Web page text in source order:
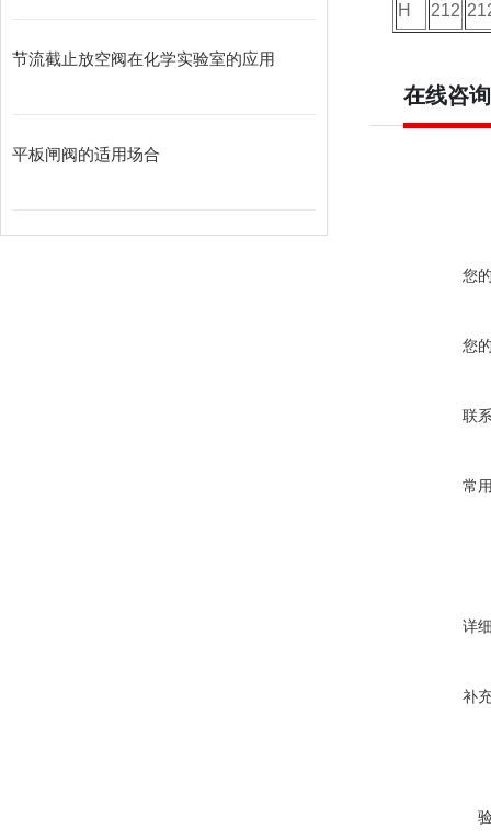
节流截止放空阀在化学实验室的应用
平板闸阀的适用场合
H 212
在线咨询
您
您
联
常
详
补